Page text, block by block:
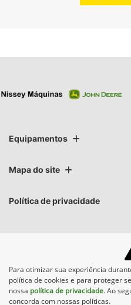
Equipamentos
Mapa do site
Política de privacidade
CNPJ:
Para otimizar sua experiência
política de cookies e para proteger
nossa política de privacidade. Ao
concorda com nossas políticas.